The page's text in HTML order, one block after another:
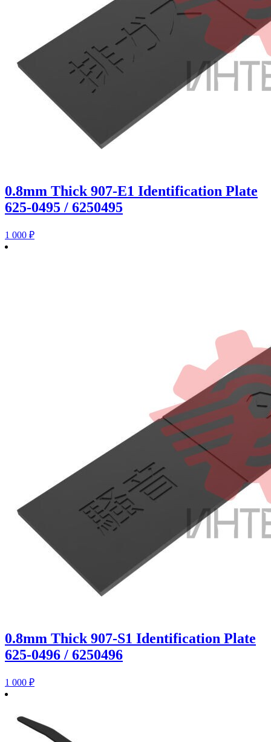
0.8mm Thick 907-E1 Identification Plate
625-0495 / 6250495
1 000 ₽
0.8mm Thick 907-S1 Identification Plate
625-0496 / 6250496
1 000 ₽